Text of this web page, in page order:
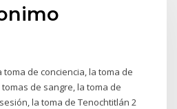
toma de conciencia, la toma de
de sangre, la toma de
la toma de Tenochtitlán 2